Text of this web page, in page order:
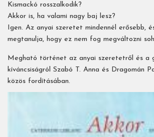
Kismackó rosszalkodik?
Akkor is, ha valami nagy baj lesz?
Igen. Az anyai szeretet mindennél erősebb,
megtanulja, hogy ez nem fog megváltozni
Megható történet az anyai szeretetről és a
kíváncsiságról Szabó T. Anna és Dragomán
közös fordításában.